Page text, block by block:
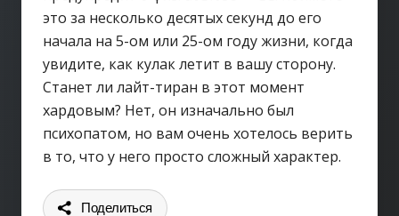
это за несколько десятых секунд до его
начала на 5-ом или 25-ом году жизни, когда
увидите, как кулак летит в вашу сторону.
Станет ли лайт-тиран в этот момент
хардовым? Нет, он изначально был
психопатом, но вам очень хотелось верить
в то, что у него просто сложный характер.
Поделиться